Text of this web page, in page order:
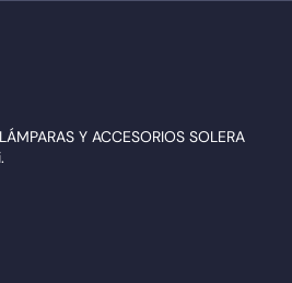
Y ACCESORIOS SOLERA